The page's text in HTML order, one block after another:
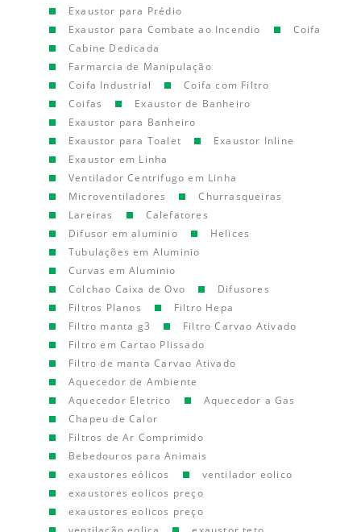
Exaustor para Prédio
Exaustor para Combate ao Incendio
Coifa
Cabine Dedicada
Farmarcia de Manipulação
Coifa Industrial
Coifa com Filtro
Coifas
Exaustor de Banheiro
Exaustor para Banheiro
Exaustor para Toalet
Exaustor Inline
Exaustor em Linha
Ventilador Centrifugo em Linha
Microventiladores
Churrasqueiras
Lareiras
Calefatores
Difusor em aluminio
Helices
Tubulações em Aluminio
Curvas em Aluminio
Colchao Caixa de Ovo
Difusores
Filtros Planos
Filtro Hepa
Filtro manta g3
Filtro Carvao Ativado
Filtro em Cartao Plissado
Filtro de manta Carvao Ativado
Aquecedor de Ambiente
Aquecedor Eletrico
Aquecedor a Gas
Chapeu de Calor
Filtros de Ar Comprimido
Bebedouros para Animais
exaustores eólicos
ventilador eolico
exaustores eolicos preço
exaustores eolicos preço